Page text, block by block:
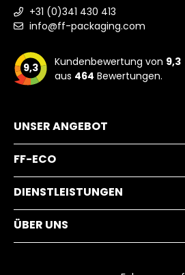
+31 (0)341 430 413
info@ff-packaging.com
9,3 Kundenbewertung von 9,3
aus 464 Bewertungen.
UNSER ANGEBOT
FF-ECO
DIENSTLEISTUNGEN
ÜBER UNS